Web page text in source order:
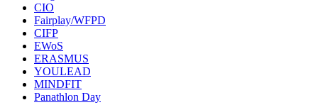
CIO
Fairplay/WFPD
CIFP
EWoS
ERASMUS
YOULEAD
MINDFIT
Panathlon Day